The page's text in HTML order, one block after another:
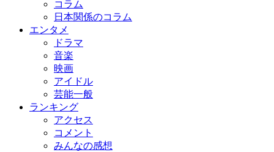
コラム
日本関係のコラム
エンタメ
ドラマ
音楽
映画
アイドル
芸能一般
ランキング
アクセス
コメント
みんなの感想